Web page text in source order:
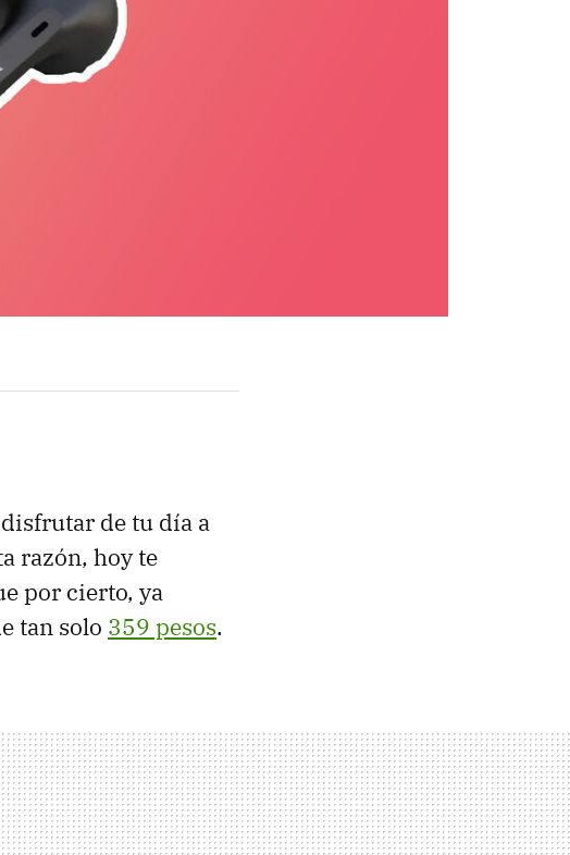
de tu día a
razón, hoy te
por cierto, ya
tan solo 359 pesos.